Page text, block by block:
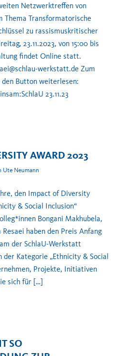
Netzwerktreffen von
Thema Transformatorische
zu rassismuskritischer
23.11.2023, von 15:00 bis
findet Online statt.
werkstatt.de Zum
Button weiterlesen:
23.11.23
AWARD 2023
Ute Neumann
den Impact of Diversity
& Social Inclusion“
Bongani Makhubela,
haben den Preis Anfang
der SchlaU-Werkstatt
der Kategorie „Ethnicity & Social
Projekte, Initiativen
sich für […]
SO